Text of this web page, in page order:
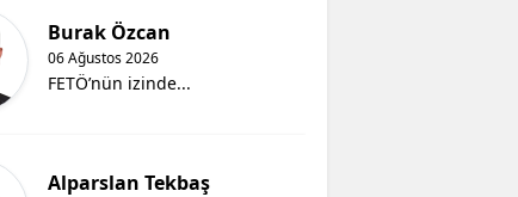
Burak Özcan
06 Ağustos 2026
FETÖ’nün izinde...
Alparslan Tekbaş